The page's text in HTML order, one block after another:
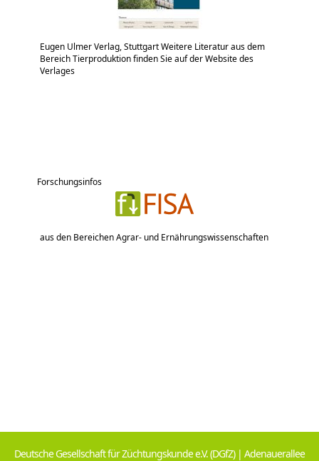
Eugen Ulmer Verlag, Stuttgart Weitere Literatur aus dem
Bereich Tierproduktion finden Sie auf der Website des
Verlages
Forschungsinfos
aus den Bereichen Agrar- und Ernährungswissenschaften
Deutsche Gesellschaft für Züchtungskunde e.V. (DGfZ) | Adenauerallee